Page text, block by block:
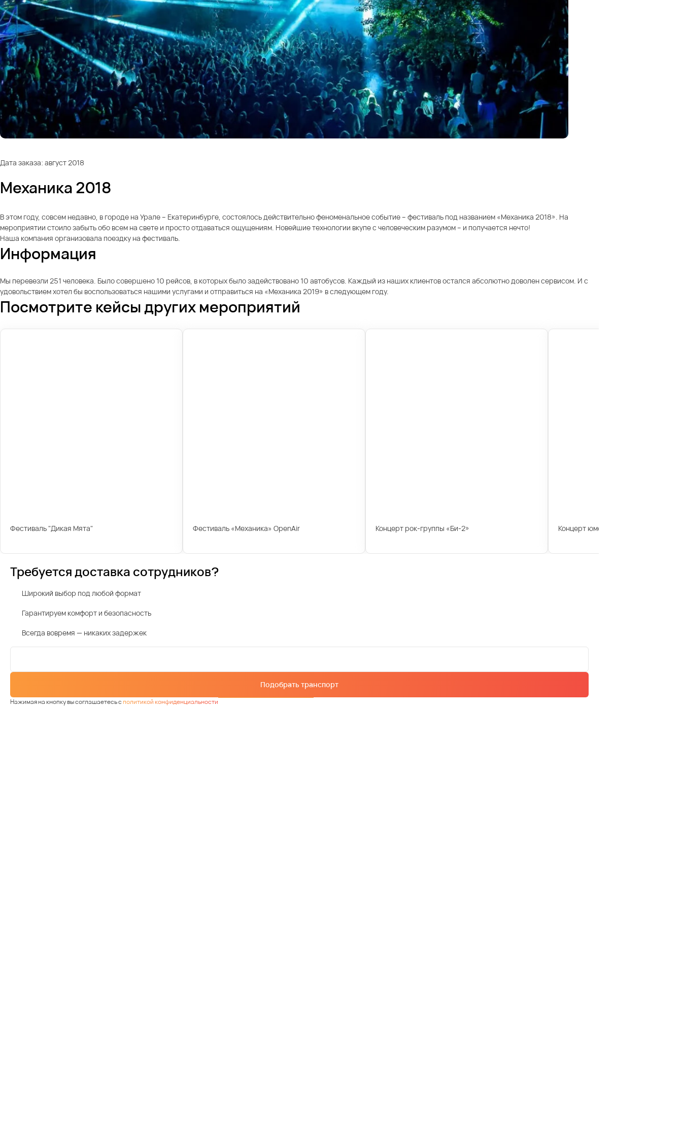
Дата заказа: август 2018
Механика 2018
В этом году, совсем недавно, в городе на Урале – Екатеринбурге, состоялось действительно феноменальное событие – фестиваль под названием «Механика 2018». На
мероприятии стоило забыть обо всем на свете и просто отдаваться ощущениям. Новейшие технологии вкупе с человеческим разумом – и получается нечто!
Наша компания организовала поездку на фестиваль.
Информация
Мы перевезли 251 человека. Было совершено 10 рейсов, в которых было задействовано 10 автобусов. Каждый из наших клиентов остался абсолютно доволен сервисом. И с
удовольствием хотел бы воспользоваться нашими услугами и отправиться на «Механика 2019» в следующем году.
Посмотрите кейсы других мероприятий
Фестиваль "Дикая Мята" Фестиваль «Механика» OpenAir Концерт рок-группы «Би-2» Концерт юмориста Геннадия
Требуется доставка сотрудников?
Широкий выбор под любой формат
Гарантируем комфорт и безопасность
Всегда вовремя — никаких задержек
Подобрать транспорт
Нажимая на кнопку вы соглашаетесь сполитикой конфиденциальности